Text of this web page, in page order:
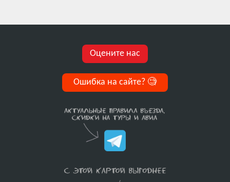
Оцените нас
Ошибка на сайте? 🧐